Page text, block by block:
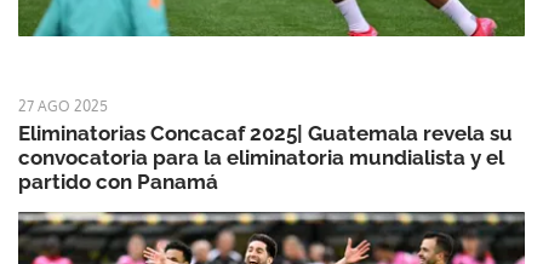
27 AGO 2025
Eliminatorias Concacaf 2025| Guatemala revela su
convocatoria para la eliminatoria mundialista y el
partido con Panamá